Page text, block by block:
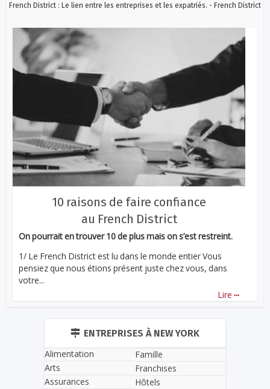
French District : Le lien entre les entreprises et les expatriés. - French District
10 raisons de faire confiance
au French District
On pourrait en trouver 10 de plus mais on s’est restreint.
1/ Le French District est lu dans le monde entier Vous
pensiez que nous étions présent juste chez vous, dans
votre...
Lire ...
ENTREPRISES À NEW YORK
Alimentation
Arts
Assurances
Famille
Franchises
Hôtels